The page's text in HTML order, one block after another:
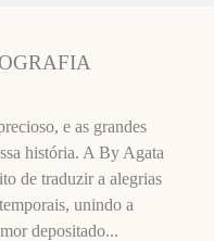
e as grandes
história. A By Agata
de traduzir a alegrias
unindo a
depositado...